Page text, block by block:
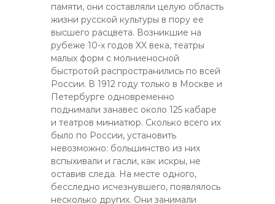
памяти, они составляли целую область
жизни русской культуры в пору ее
высшего расцвета. Возникшие на
рубеже 10-х годов XX века, театры
малых форм с молниеносной
быстротой распространились по всей
России. В 1912 году только в Москве и
Петербурге одновременно
поднимали занавес около 125 кабаре
и театров миниатюр. Сколько всего их
было по России, установить
невозможно: большинство из них
вспыхивали и гасли, как искры, не
оставив следа. На месте одного,
бесследно исчезнувшего, появлялось
несколько других. Они занимали